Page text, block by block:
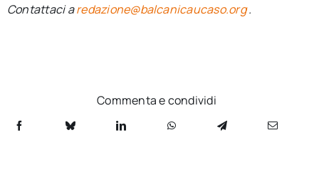
Contattaci aredazione@balcanicaucaso.org.
Commenta e condividi